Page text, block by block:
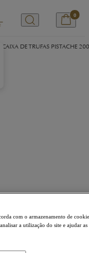
0
CAIXA DE TRUFAS PISTACHE
com o armazenamento de
a utilização do site e ajudar as